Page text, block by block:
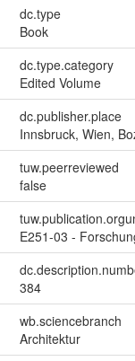
dc.type
Book
dc.type.category
Edited Volume
dc.publisher.place
Innsbruck, Wien,
tuw.peerreviewed
false
E251-03 -
384
wb.sciencebranch
Architektur